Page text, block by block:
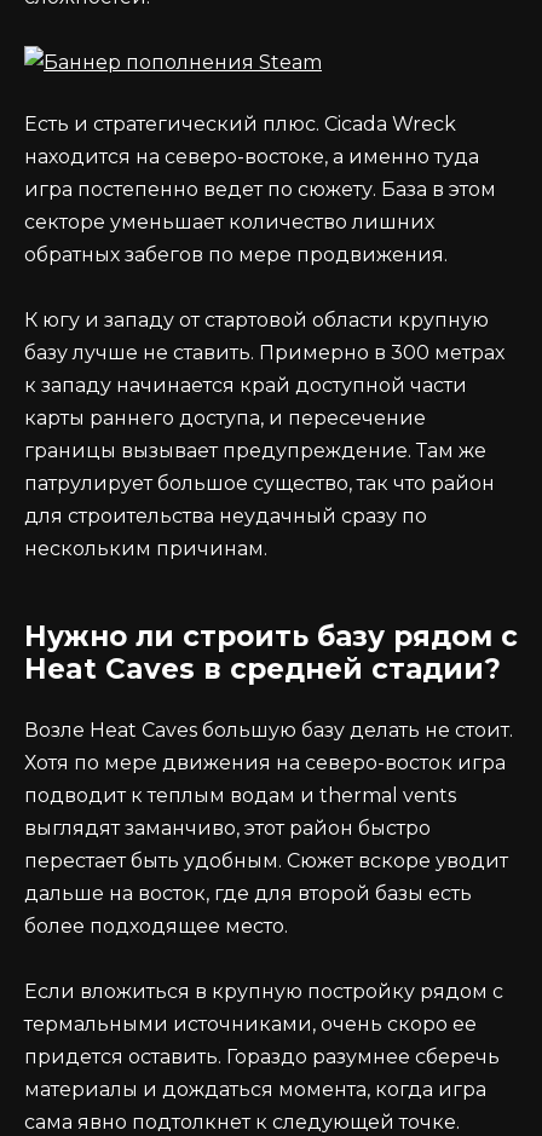
Есть и стратегический плюс. Cicada Wreck
находится на северо-востоке, а именно туда
игра постепенно ведет по сюжету. База в этом
секторе уменьшает количество лишних
обратных забегов по мере продвижения.
К югу и западу от стартовой области крупную
базу лучше не ставить. Примерно в 300 метрах
к западу начинается край доступной части
карты раннего доступа, и пересечение
границы вызывает предупреждение. Там же
патрулирует большое существо, так что район
для строительства неудачный сразу по
нескольким причинам.
Нужно ли строить базу рядом с
Heat Caves в средней стадии?
Возле Heat Caves большую базу делать не стоит.
Хотя по мере движения на северо-восток игра
подводит к теплым водам и thermal vents
выглядят заманчиво, этот район быстро
перестает быть удобным. Сюжет вскоре уводит
дальше на восток, где для второй базы есть
более подходящее место.
Если вложиться в крупную постройку рядом с
термальными источниками, очень скоро ее
придется оставить. Гораздо разумнее сберечь
материалы и дождаться момента, когда игра
сама явно подтолкнет к следующей точке.